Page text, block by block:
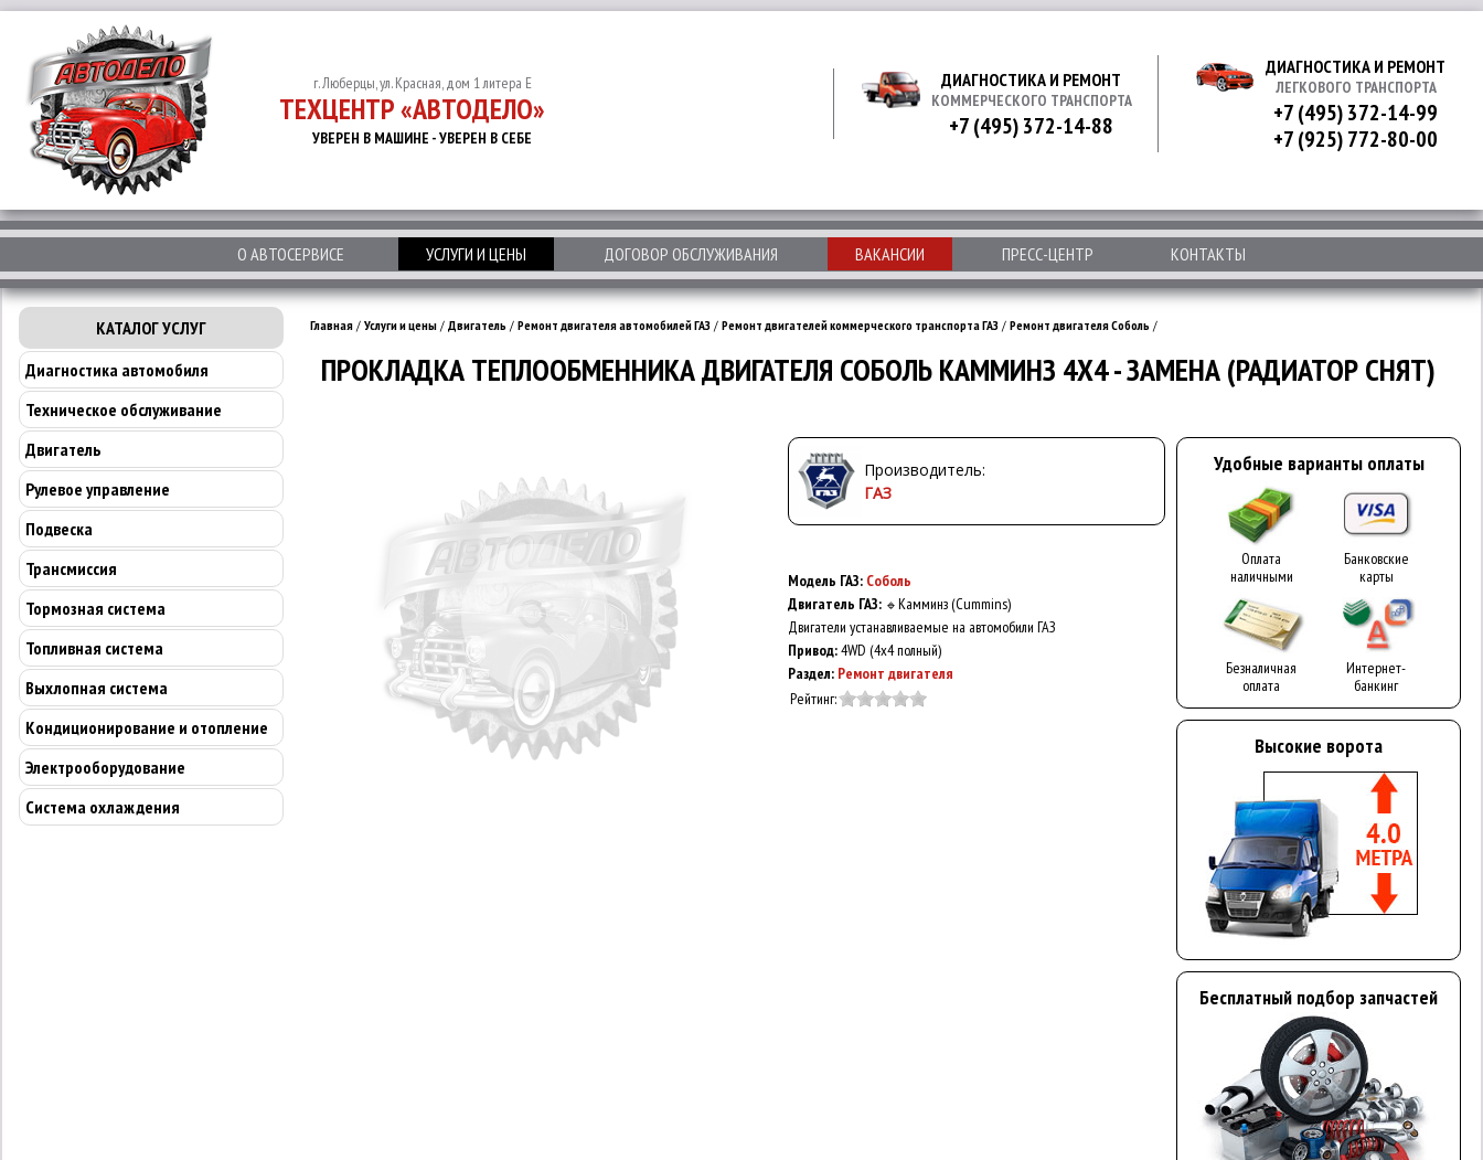
г. Люберцы, ул. Красная, дом 1 литера Е
ТЕХЦЕНТР «АВТОДЕЛО»
УВЕРЕН В МАШИНЕ - УВЕРЕН В СЕБЕ
ДИАГНОСТИКА И РЕМОНТ
КОММЕРЧЕСКОГО ТРАНСПОРТА
+7 (495) 372-14-88
ДИАГНОСТИКА И РЕМОНТ
ЛЕГКОВОГО ТРАНСПОРТА
+7 (495) 372-14-99
+7 (925) 772-80-00
О АВТОСЕРВИСЕ УСЛУГИ И ЦЕНЫ ДОГОВОР ОБСЛУЖИВАНИЯ ВАКАНСИИ ПРЕСС-ЦЕНТР КОНТАКТЫ
КАТАЛОГ УСЛУГ
Диагностика автомобиля
Техническое обслуживание
Двигатель
Рулевое управление
Подвеска
Трансмиссия
Тормозная система
Топливная система
Выхлопная система
Кондиционирование и отопление
Электрооборудование
Система охлаждения
Главная / Услуги и цены / Двигатель / Ремонт двигателя автомобилей ГАЗ / Ремонт двигателей коммерческого транспорта ГАЗ / Ремонт двигателя Соболь /
ПРОКЛАДКА ТЕПЛООБМЕННИКА ДВИГАТЕЛЯ СОБОЛЬ КАММИНЗ 4Х4 - ЗАМЕНА (РАДИАТОР СНЯТ)
Производитель:
ГАЗ
Модель ГАЗ: Соболь
Двигатель ГАЗ: 🔹 Камминз (Cummins)
Двигатели устанавливаемые на автомобили ГАЗ
Привод:4WD (4x4 полный)
Раздел: Ремонт двигателя
Рейтинг:
Удобные варианты оплаты
Оплата
наличными
Банковские
карты
Безналичная
оплата
Интернет-
банкинг
Высокие ворота
Бесплатный подбор запчастей